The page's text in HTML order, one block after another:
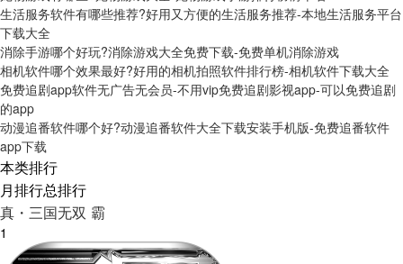
生活服务软件有哪些推荐?好用又方便的生活服务推荐-本地生活服务平台
下载大全
消除手游哪个好玩?消除游戏大全免费下载-免费单机消除游戏
相机软件哪个效果最好?好用的相机拍照软件排行榜-相机软件下载大全
免费追剧app软件无广告无会员-不用vip免费追剧影视app-可以免费追剧
的app
动漫追番软件哪个好?动漫追番软件大全下载安装手机版-免费追番软件
app下载
本类排行
月排行总排行
真・三国无双 霸
1